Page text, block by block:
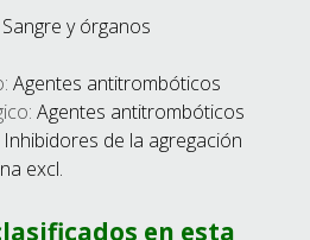
Sangre y órganos
Agentes antitrombóticos
Agentes antitrombóticos
Inhibidores de la agregación
excl.
en esta